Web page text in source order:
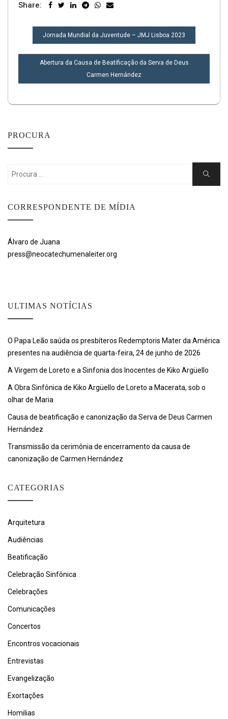
Share:
NAVEGAÇÃO
DE
POST
Jornada Mundial da Juventude – JMJ Lisboa 2023
Abertura da Causa de Beatificação da Serva de Deus
Carmen Hernández
PROCURA
Search
Search
CORRESPONDENTE DE MÍDIA
Álvaro de Juana
press@neocatechumenaleiter.org
ULTIMAS NOTÍCIAS
O Papa Leão saúda os presbíteros Redemptoris Mater da América
presentes na audiência de quarta-feira, 24 de junho de 2026
A Virgem de Loreto e a Sinfonia dos Inocentes de Kiko Argüello
A Obra Sinfônica de Kiko Argüello de Loreto a Macerata, sob o
olhar de Maria
Causa de beatificação e canonização da Serva de Deus Carmen
Hernández
Transmissão da cerimônia de encerramento da causa de
canonização de Carmen Hernández
CATEGORIAS
Arquitetura
Audiências
Beatificação
Celebração Sinfônica
Celebrações
Comunicações
Concertos
Encontros vocacionais
Entrevistas
Evangelização
Exortações
Homilias